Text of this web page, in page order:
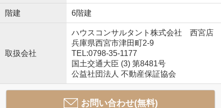
階建 6階建
取扱会社
ハウスコンサルタント株式会社 西宮店
兵庫県西宮市津田町2-9
TEL:0798-35-1177
国土交通大臣 (3) 第8481号
公益社団法人 不動産保証協会
お問い合わせ(無料)